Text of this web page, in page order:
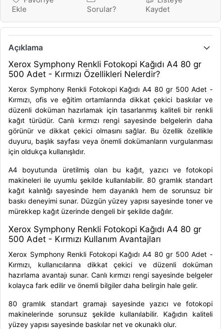
Ekle
Sorular?
Kaydet
Açıklama
Xerox Symphony Renkli Fotokopi Kağıdı A4 80 gr
500 Adet - Kırmızı Özellikleri Nelerdir?
Xerox Symphony Renkli Fotokopi Kağıdı A4 80 gr 500 Adet -
Kırmızı, ofis ve eğitim ortamlarında dikkat çekici baskılar ve
düzenli doküman hazırlamak için tasarlanmış kaliteli bir renkli
kağıt türüdür. Canlı kırmızı rengi sayesinde belgelerin daha
görünür ve dikkat çekici olmasını sağlar. Bu özellik özellikle
duyuru, başlık sayfası veya önemli dokümanların vurgulanması
için oldukça kullanışlıdır.
A4 boyutunda üretilmiş olan bu kağıt, yazıcı ve fotokopi
makineleri ile uyumlu şekilde kullanılabilir. 80 gramlık standart
kağıt kalınlığı sayesinde hem dayanıklı hem de sorunsuz bir
baskı deneyimi sunar. Düzgün yüzey yapısı sayesinde toner ve
mürekkep kağıt üzerinde dengeli bir şekilde dağılır.
Xerox Symphony Renkli Fotokopi Kağıdı A4 80 gr
500 Adet - Kırmızı Kullanım Avantajları
Xerox Symphony Renkli Fotokopi Kağıdı A4 80 gr 500 Adet -
Kırmızı, kullanıcılarına dikkat çekici ve düzenli doküman
hazırlama avantajı sunar. Canlı kırmızı rengi sayesinde belgeler
kolayca fark edilir ve önemli bilgiler daha belirgin hale gelir.
80 gramlık standart gramajı sayesinde yazıcı ve fotokopi
makinelerinde sorunsuz şekilde kullanılabilir. Kağıdın kaliteli
yüzey yapısı sayesinde baskılar net ve okunaklı olur.